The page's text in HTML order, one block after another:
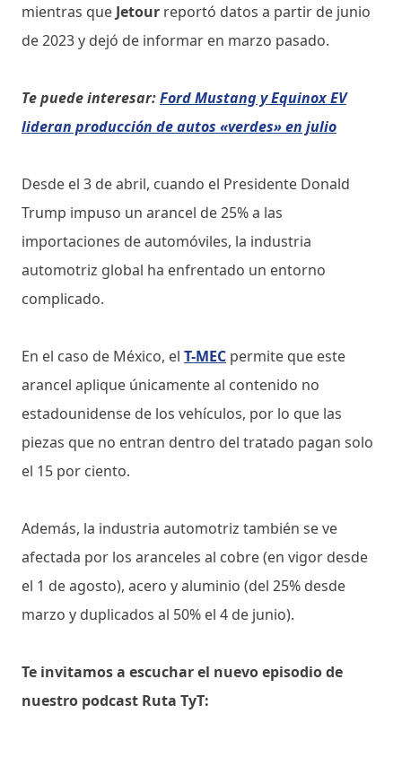
mientras que Jetour reportó datos a partir de junio
de 2023 y dejó de informar en marzo pasado.
Te puede interesar:Ford Mustang y Equinox EV
lideran producción de autos «verdes» en julio
Desde el 3 de abril, cuando el Presidente Donald
Trump impuso un arancel de 25% a las
importaciones de automóviles, la industria
automotriz global ha enfrentado un entorno
complicado.
En el caso de México, el T-MEC permite que este
arancel aplique únicamente al contenido no
estadounidense de los vehículos, por lo que las
piezas que no entran dentro del tratado pagan solo
el 15 por ciento.
Además, la industria automotriz también se ve
afectada por los aranceles al cobre (en vigor desde
el 1 de agosto), acero y aluminio (del 25% desde
marzo y duplicados al 50% el 4 de junio).
Te invitamos a escuchar el nuevo episodio de
nuestro podcast Ruta TyT: